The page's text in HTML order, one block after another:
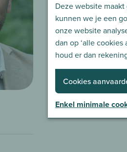
Deze website
kunnen we je een
onze website
dan op ‘alle cookies
houd er dan
Cookies
Enkel minimale